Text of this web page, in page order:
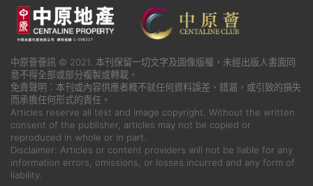
中原薈薈訊 © 2021. 本刊保留一切文字及圖像版權，未經出版人書面同
意不得全部或部分複製或轉載。
免責聲明：本刊或內容供應者概不就任何資料誤差、錯漏，或引致的損失
而承擔任何形式的責任。
Articles reserve all text and image copyright. Without the written
consent of the publisher, articles may not be copied or
reproduced in whole or in part.
Disclaimer: Articles or content providers will not be liable for any
information errors, omissions, or losses incurred and any form of
liability.